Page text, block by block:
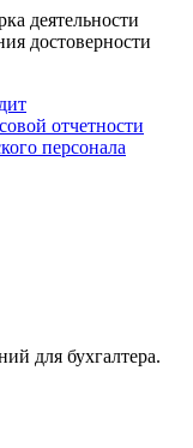
деятельности
достоверности
отчетности
персонала
для бухгалтера.